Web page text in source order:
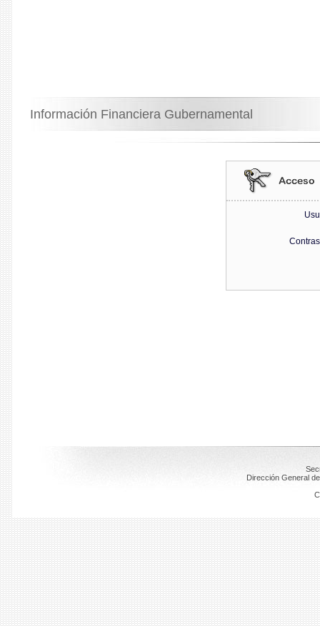
Información Financiera Gubernamental
Dirección General